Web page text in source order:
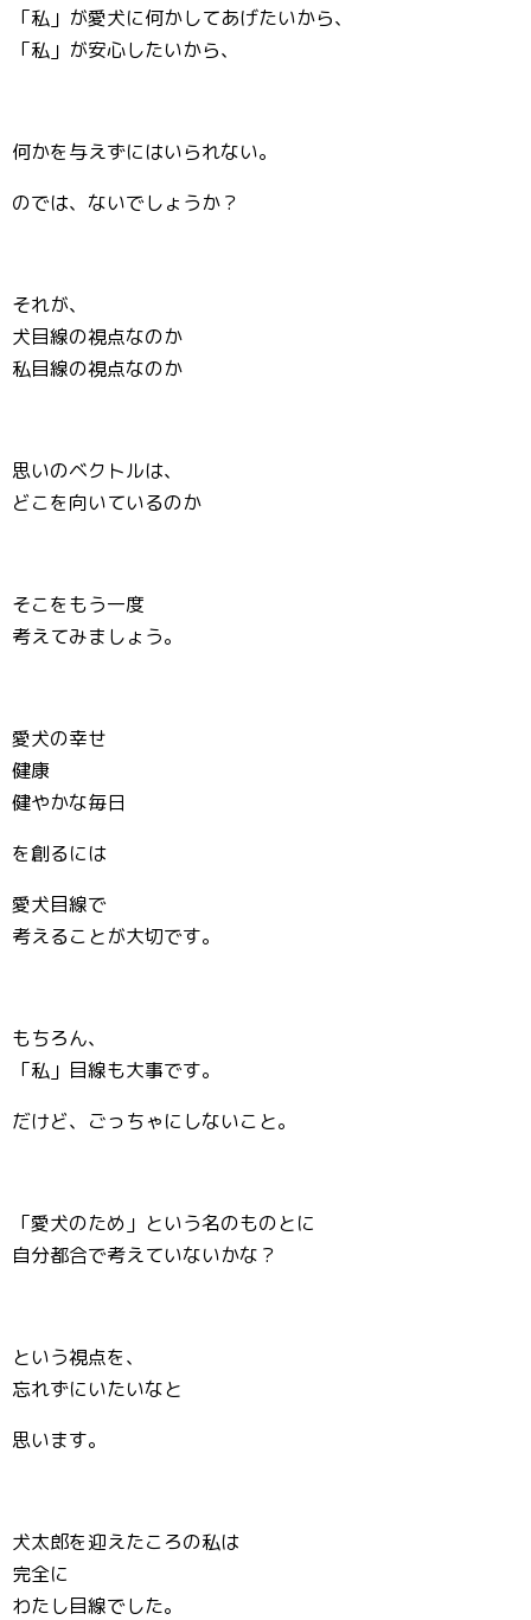
「私」が愛犬に何かしてあげたいから、
「私」が安心したいから、
何かを与えずにはいられない。
のでは、ないでしょうか？
それが、
犬目線の視点なのか
私目線の視点なのか
思いのベクトルは、
どこを向いているのか
そこをもう一度
考えてみましょう。
愛犬の幸せ
健康
健やかな毎日
を創るには
愛犬目線で
考えることが大切です。
もちろん、
「私」目線も大事です。
だけど、ごっちゃにしないこと。
「愛犬のため」という名のものとに
自分都合で考えていないかな？
という視点を、
忘れずにいたいなと
思います。
犬太郎を迎えたころの私は
完全に
わたし目線でした。